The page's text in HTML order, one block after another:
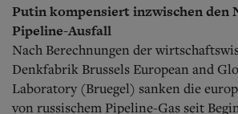
Putin kompensiert inzwischen den
Pipeline-Ausfall
Nach Berechnungen der
Denkfabrik Brussels European and
Laboratory (Bruegel) sanken die
von russischem Pipeline-Gas seit